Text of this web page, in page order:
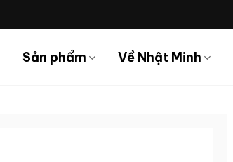
Sản phẩm Về Nhật Minh